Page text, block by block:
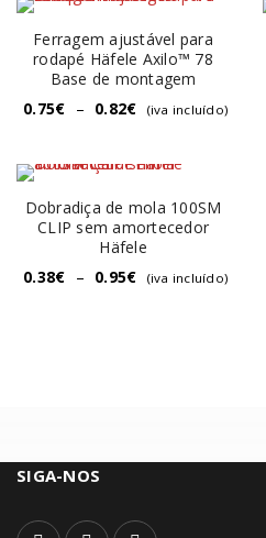
Ferragem ajustável para
rodapé Häfele Axilo™ 78
Base de montagem
0.75€ – 0.82€ (iva incluído)
Dobradiça de mola 100SM
CLIP sem amortecedor
Häfele
0.38€ – 0.95€ (iva incluído)
SIGA-NOS